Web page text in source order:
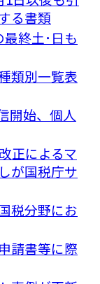
る書類
終土･日も
類別一覧表
開始、個人
正によるマ
が国税庁サ
税分野にお
請書等に際